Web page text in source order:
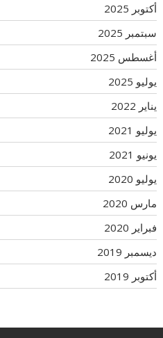
أكتوبر 2025
سبتمبر 2025
أغسطس 2025
يوليو 2025
يناير 2022
يوليو 2021
يونيو 2021
يوليو 2020
مارس 2020
فبراير 2020
ديسمبر 2019
أكتوبر 2019